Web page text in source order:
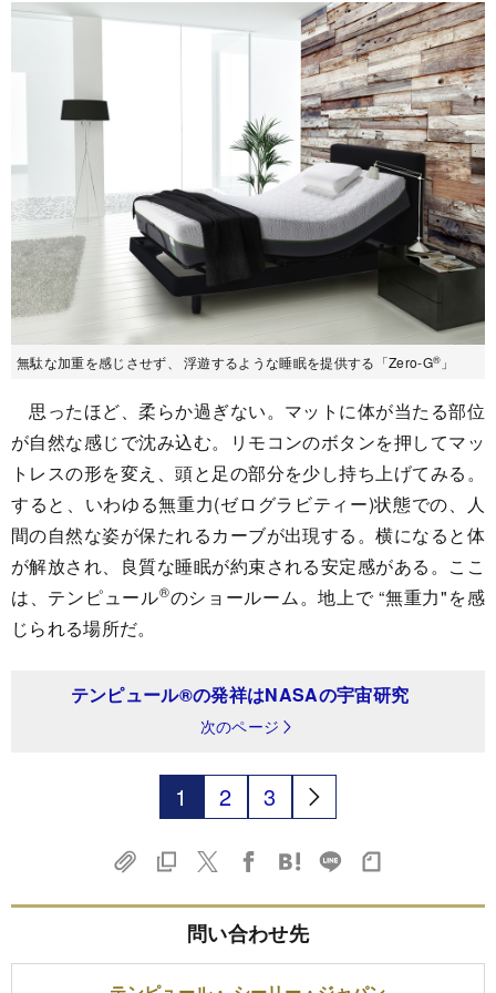
無駄な加重を感じさせず、 浮遊するような睡眠を提供する「Zero-G® 」
思ったほど、柔らか過ぎない。マットに体が当たる部位
が自然な感じで沈み込む。リモコンのボタンを押してマッ
トレスの形を変え、頭と足の部分を少し持ち上げてみる。
すると、いわゆる無重力(ゼログラビティー)状態での、人
間の自然な姿が保たれるカーブが出現する。横になると体
が解放され、良質な睡眠が約束される安定感がある。ここ
は、テンピュール®のショールーム。地上で “無重力"を感
じられる場所だ。
テンピュール®の発祥はNASAの宇宙研究
次のページ
1 2 3
問い合わせ先